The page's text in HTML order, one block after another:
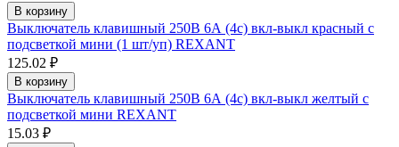
В корзину
Выключатель клавишный 250В 6А (4с) вкл-выкл красный с
подсветкой мини (1 шт/уп) REXANT
125.02 ₽
В корзину
Выключатель клавишный 250В 6А (4с) вкл-выкл желтый с
подсветкой мини REXANT
15.03 ₽